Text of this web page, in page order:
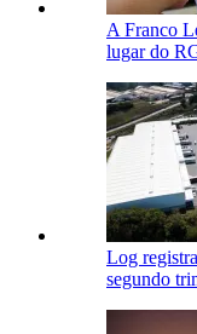
A Franco
lugar do
Log
segundo